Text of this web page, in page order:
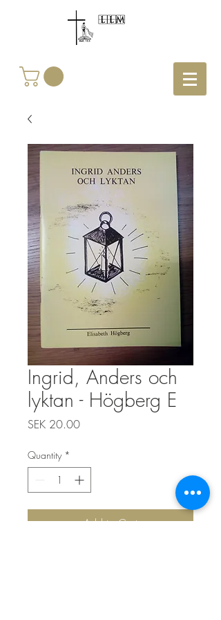
Ingrid, Anders och
lyktan - Högberg E
SEK 20.00Price
Quantity *
Add to Cart